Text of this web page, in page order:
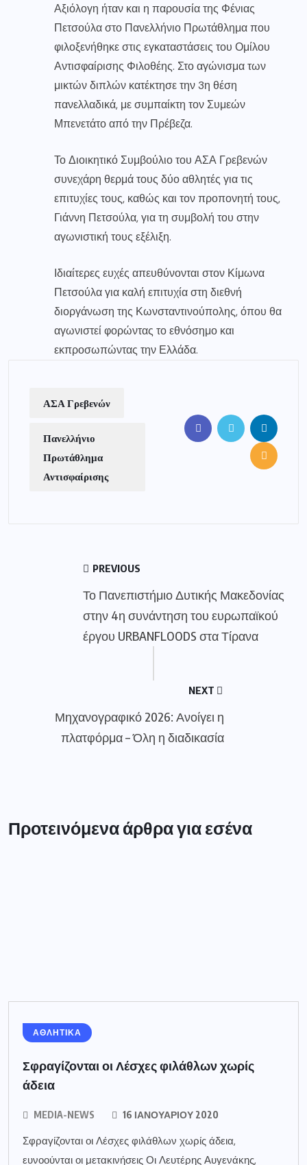
Αξιόλογη ήταν και η παρουσία της Φένιας
Πετσούλα στο Πανελλήνιο Πρωτάθλημα που
φιλοξενήθηκε στις εγκαταστάσεις του Ομίλου
Αντισφαίρισης Φιλοθέης. Στο αγώνισμα των
μικτών διπλών κατέκτησε την 3η θέση
πανελλαδικά, με συμπαίκτη τον Συμεών
Μπενετάτο από την Πρέβεζα.
Το Διοικητικό Συμβούλιο του ΑΣΑ Γρεβενών
συνεχάρη θερμά τους δύο αθλητές για τις
επιτυχίες τους, καθώς και τον προπονητή τους,
Γιάννη Πετσούλα, για τη συμβολή του στην
αγωνιστική τους εξέλιξη.
Ιδιαίτερες ευχές απευθύνονται στον Κίμωνα
Πετσούλα για καλή επιτυχία στη διεθνή
διοργάνωση της Κωνσταντινούπολης, όπου θα
αγωνιστεί φορώντας το εθνόσημο και
εκπροσωπώντας την Ελλάδα.
ΑΣΑ Γρεβενών
Πανελλήνιο
Πρωτάθλημα
Αντισφαίρισης
PREVIOUS
Το Πανεπιστήμιο Δυτικής Μακεδονίας
στην 4η συνάντηση του ευρωπαϊκού
έργου URBANFLOODS στα Τίρανα
NEXT
Μηχανογραφικό 2026: Ανοίγει η
πλατφόρμα – Όλη η διαδικασία
Προτεινόμενα άρθρα για εσένα
ΑΘΛΗΤΙΚΑ
Σφραγίζονται οι Λέσχες φιλάθλων χωρίς
άδεια
MEDIA-NEWS 16 ΙΑΝΟΥΑΡΊΟΥ 2020
Σφραγίζονται οι Λέσχες φιλάθλων χωρίς άδεια,
ευνοούνται οι μετακινήσεις Οι Λευτέρης Αυγενάκης,